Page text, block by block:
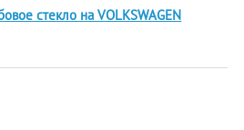
стекло на VOLKSWAGEN